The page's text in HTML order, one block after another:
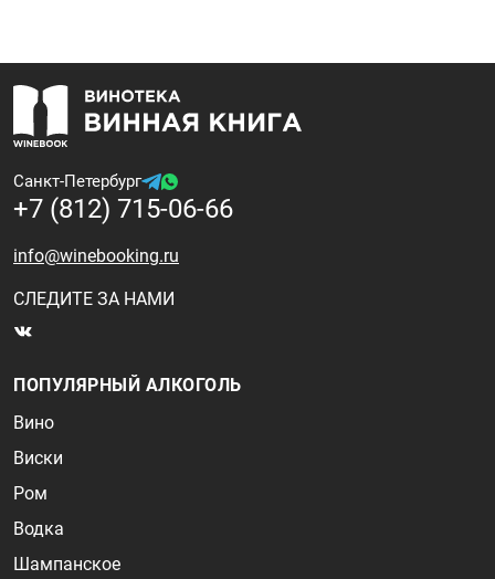
Санкт-Петербург
+7 (812) 715-06-66
info@winebooking.ru
СЛЕДИТЕ ЗА НАМИ
ПОПУЛЯРНЫЙ АЛКОГОЛЬ
Вино
Виски
Ром
Водка
Шампанское